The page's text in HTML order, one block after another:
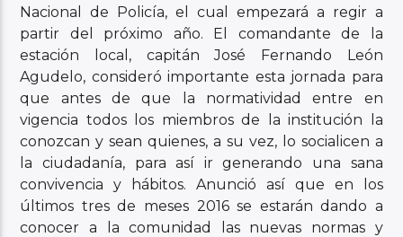
Nacional de Policía, el cual empezará a regir a
partir del próximo año. El comandante de la
estación local, capitán José Fernando León
Agudelo, consideró importante esta jornada para
que antes de que la normatividad entre en
vigencia todos los miembros de la institución la
conozcan y sean quienes, a su vez, lo socialicen a
la ciudadanía, para así ir generando una sana
convivencia y hábitos. Anunció así que en los
últimos tres de meses 2016 se estarán dando a
conocer a la comunidad las nuevas normas y